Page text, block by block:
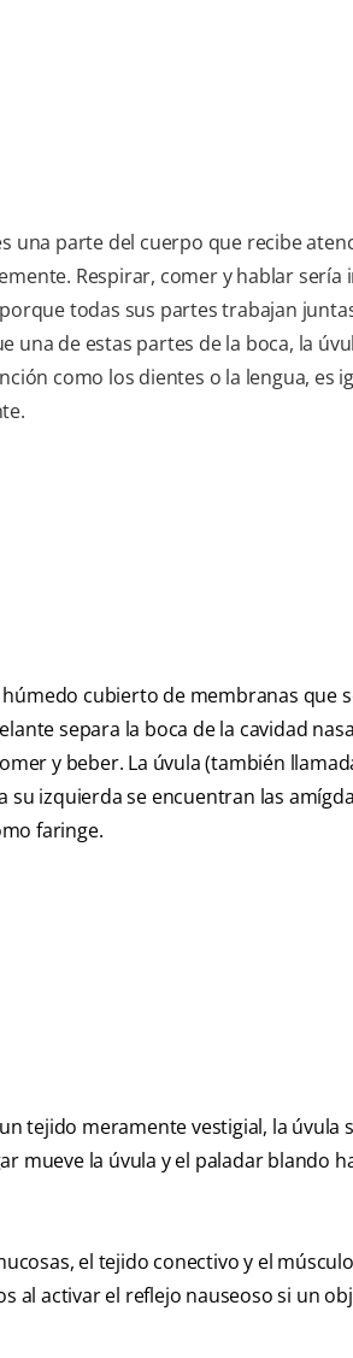
una parte del cuerpo que recibe
Respirar, comer y hablar sería
todas sus partes trabajan
una de estas partes de la boca, la
como los dientes o la lengua, es
cubierto de membranas que
separa la boca de la cavidad
y beber. La úvula (también
izquierda se encuentran las
faringe.
tejido meramente vestigial, la úvula
mueve la úvula y el paladar blando
el tejido conectivo y el
al activar el reflejo nauseoso si un